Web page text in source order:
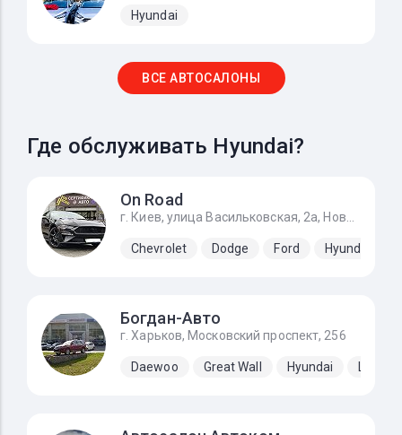
Hyundai
ВСЕ АВТОСАЛОНЫ
Где обслуживать Hyundai?
On Road
Chevrolet Dodge Ford Hyundai
Богдан-Авто
г. Харьков, Московский проспект, 256
Daewoo Great Wall Hyundai Lifan